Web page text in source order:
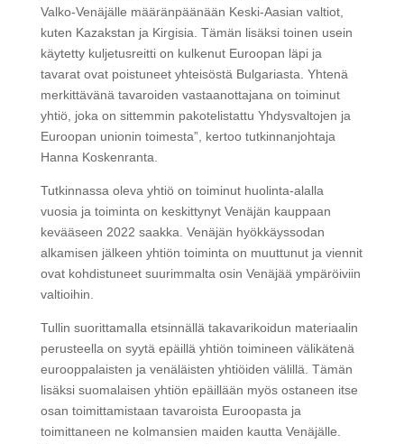
Valko-Venäjälle määränpäänään Keski-Aasian valtiot,
kuten Kazakstan ja Kirgisia. Tämän lisäksi toinen usein
käytetty kuljetusreitti on kulkenut Euroopan läpi ja
tavarat ovat poistuneet yhteisöstä Bulgariasta. Yhtenä
merkittävänä tavaroiden vastaanottajana on toiminut
yhtiö, joka on sittemmin pakotelistattu Yhdysvaltojen ja
Euroopan unionin toimesta”, kertoo tutkinnanjohtaja
Hanna Koskenranta.
Tutkinnassa oleva yhtiö on toiminut huolinta-alalla
vuosia ja toiminta on keskittynyt Venäjän kauppaan
kevääseen 2022 saakka. Venäjän hyökkäyssodan
alkamisen jälkeen yhtiön toiminta on muuttunut ja viennit
ovat kohdistuneet suurimmalta osin Venäjää ympäröiviin
valtioihin.
Tullin suorittamalla etsinnällä takavarikoidun materiaalin
perusteella on syytä epäillä yhtiön toimineen välikätenä
eurooppalaisten ja venäläisten yhtiöiden välillä. Tämän
lisäksi suomalaisen yhtiön epäillään myös ostaneen itse
osan toimittamistaan tavaroista Euroopasta ja
toimittaneen ne kolmansien maiden kautta Venäjälle.